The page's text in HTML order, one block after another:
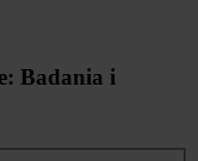
Badania i